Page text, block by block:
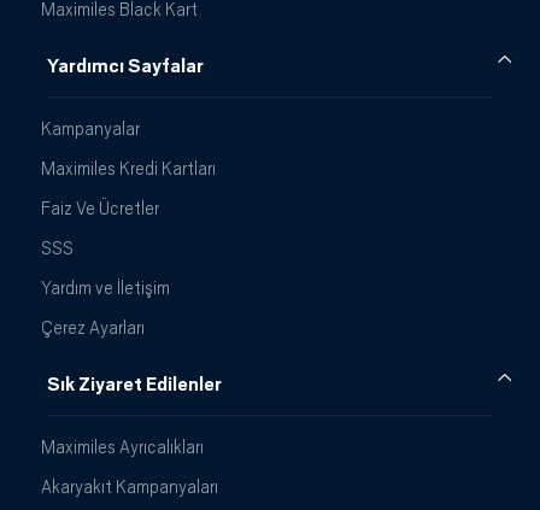
Maximiles Black Kart
Yardımcı Sayfalar
Kampanyalar
Maximiles Kredi Kartları
Faiz Ve Ücretler
SSS
Yardım ve İletişim
Çerez Ayarları
Sık Ziyaret Edilenler
Maximiles Ayrıcalıkları
Akaryakıt Kampanyaları